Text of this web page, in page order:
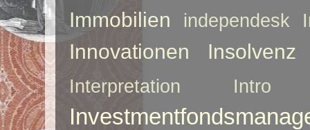
Immobilien independesk
Innovationen Insolvenz
Interpretation Intro